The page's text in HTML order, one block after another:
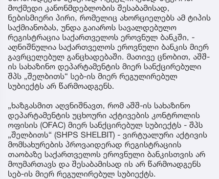
მოქმედი კანონმდებლობის შესაბამისად,
ნებისმიერი პირი, რომელიც ახორციელებს ამ ტიპის
საქმიანობას, უნდა გაიაროს სავალდებულო
რეგისტრაცია საქართველოს ეროვნულ ბანკში, -
აღნიშნულია საქართველოს ეროვნული ბანკის მიერ
გავრცელებულ განცხადებაში. მათივე ცნობით, აშშ-
ის სახაზინო დეპარტამენტის მიერ სანქცირებული
შპს „შელბითს“ სებ-ის მიერ რეგულირებულ
სუბიექტს არ წარმოადგენს.
„ხაზგასმით აღვნიშნავთ, რომ აშშ-ის სახაზინო
დეპარტამენტის უცხოური აქტივების კონტროლის
ოფისის (OFAC) მიერ სანქცირებულ სუბიექტს - შპს
„შელბითს“ (SHPS SHELBIT) - ვირტუალური აქტივის
მომსახურების პროვაიდერად რეგისტრაციის
თაობაზე საქართველოს ეროვნული ბანკისთვის არ
მოუმართავს და შესაბამისად ის არ წარმოადგენს
სებ-ის მიერ რეგულირებულ სუბიექტს.